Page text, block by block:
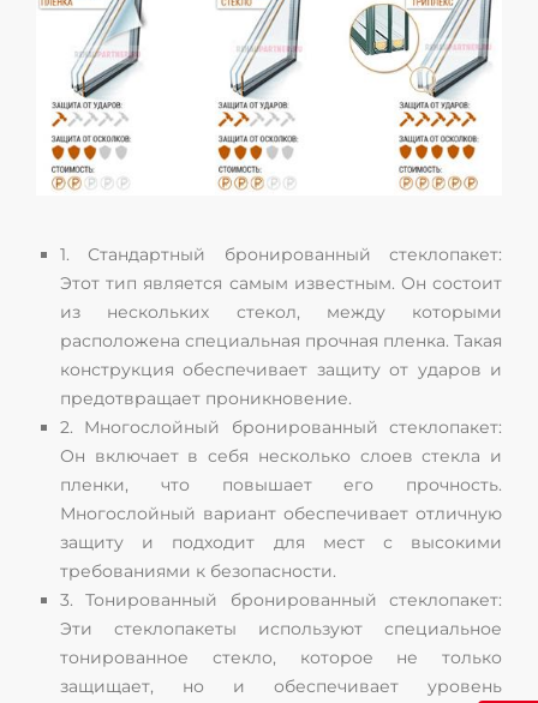
1. Стандартный бронированный стеклопакет:
Этот тип является самым известным. Он состоит
из нескольких стекол, между которыми
расположена специальная прочная пленка. Такая
конструкция обеспечивает защиту от ударов и
предотвращает проникновение.
2. Многослойный бронированный стеклопакет:
Он включает в себя несколько слоев стекла и
пленки, что повышает его прочность.
Многослойный вариант обеспечивает отличную
защиту и подходит для мест с высокими
требованиями к безопасности.
3. Тонированный бронированный стеклопакет:
Эти стеклопакеты используют специальное
тонированное стекло, которое не только
защищает, но и обеспечивает уровень